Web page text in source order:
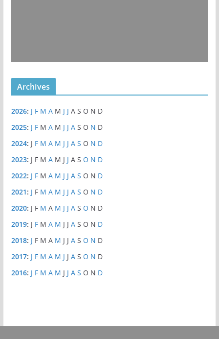
Archives
2026: J F M A M J J A S O N D
2025: J F M A M J J A S O N D
2024: J F M A M J J A S O N D
2023: J F M A M J J A S O N D
2022: J F M A M J J A S O N D
2021: J F M A M J J A S O N D
2020: J F M A M J J A S O N D
2019: J F M A M J J A S O N D
2018: J F M A M J J A S O N D
2017: J F M A M J J A S O N D
2016: J F M A M J J A S O N D